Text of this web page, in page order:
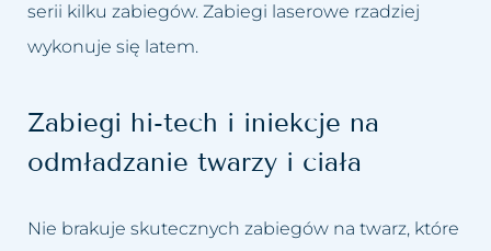
serii kilku zabiegów. Zabiegi laserowe rzadziej
wykonuje się latem.
Zabiegi hi-tech i iniekcje na
odmładzanie twarzy i ciała
Nie brakuje skutecznych zabiegów na twarz, które